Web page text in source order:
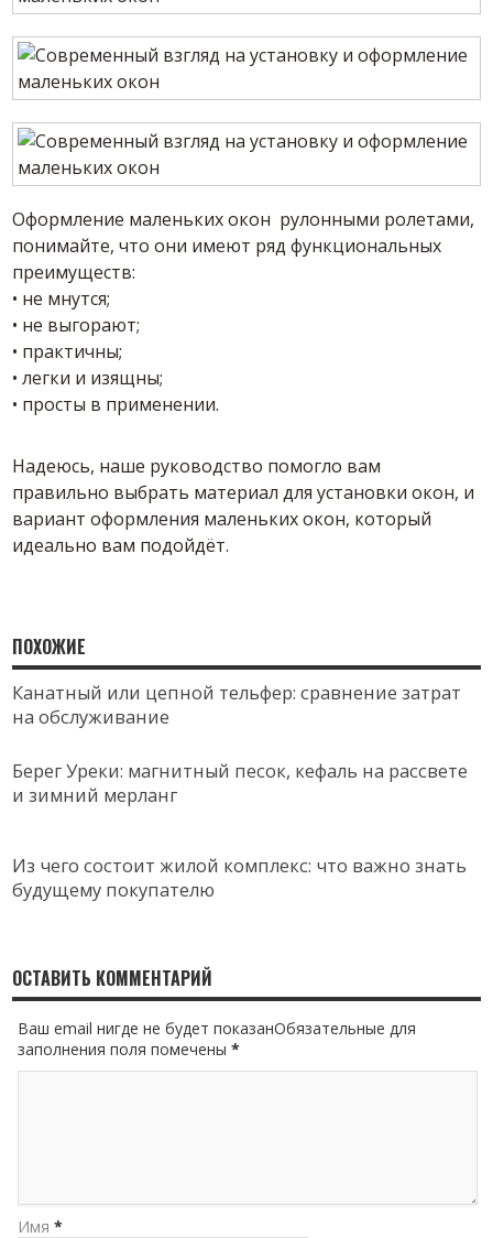
Оформление маленьких окон рулонными ролетами,
понимайте, что они имеют ряд функциональных
преимуществ:
• не мнутся;
• не выгорают;
• практичны;
• легки и изящны;
• просты в применении.
Надеюсь, наше руководство помогло вам
правильно выбрать материал для установки окон, и
вариант оформления маленьких окон, который
идеально вам подойдёт.
ПОХОЖИЕ
Канатный или цепной тельфер: сравнение затрат
на обслуживание
Берег Уреки: магнитный песок, кефаль на рассвете
и зимний мерланг
Из чего состоит жилой комплекс: что важно знать
будущему покупателю
ОСТАВИТЬ КОММЕНТАРИЙ
Ваш email нигде не будет показанОбязательные для
заполнения поля помечены*
Имя *